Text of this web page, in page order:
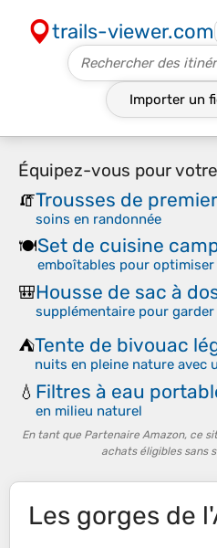
trails-viewer.com
Importer un
Équipez-vous pour
🧯Trousses de
soins en randonnée
🍽️Set de cuisine
emboîtables pour optimiser
🎒Housse de sac à
supplémentaire pour
⛺Tente de bivouac
nuits en pleine nature avec
💧 Filtres à eau
en milieu naturel
En tant que Partenaire Amazon, ce
achats éligibles sans
Les gorges de